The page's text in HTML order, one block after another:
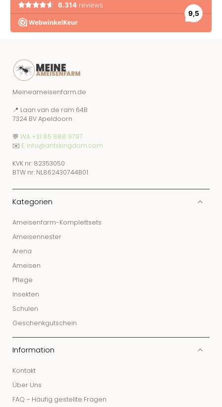
Meineameisenfarm.de
📍 Laan van de ram 64B
7324 BV Apeldoorn
💬 WA +31 85 888 9797
✉️ E: info@antskingdom.com
KVK nr: 82353050
BTW nr: NL862430744B01
Kategorien
Ameisenfarm-Komplettsets
Ameisennester
Arena
Ameisen
Pflege
Insekten
Schulen
Geschenkgutschein
Information
Kontakt
Über Uns
FAQ – Häufig gestellte Fragen